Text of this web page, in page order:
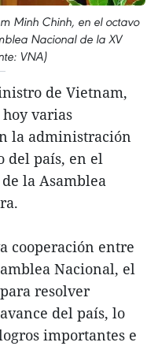
Minh Chinh, en el octavo
Nacional de la XV
VNA)
de Vietnam,
varias
la administración
del país, en el
la Asamblea
cooperación entre
Nacional, el
resolver
del país, lo
importantes e